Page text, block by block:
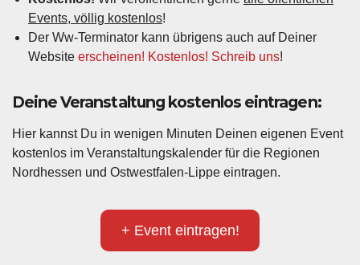
Events, völlig kostenlos!
Der Ww-Terminator kann übrigens auch auf Deiner
Website erscheinen! Kostenlos! Schreib uns!
Deine Veranstaltung kostenlos eintragen:
Hier kannst Du in wenigen Minuten Deinen eigenen Event
kostenlos im Veranstaltungskalender für die Regionen
Nordhessen und Ostwestfalen-Lippe eintragen.
+ Event eintragen!